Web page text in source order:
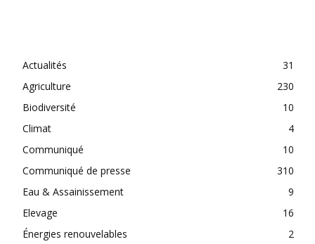
Actualités
31
Agriculture
230
Biodiversité
10
Climat
4
Communiqué
10
Communiqué de presse
310
Eau & Assainissement
9
Elevage
16
Énergies renouvelables
2